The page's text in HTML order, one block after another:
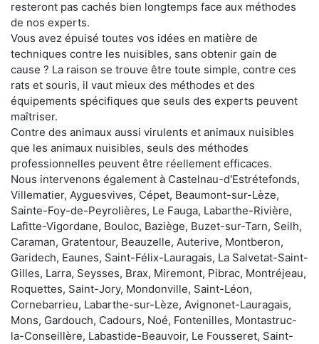
resteront pas cachés bien longtemps face aux méthodes
de nos experts.
Vous avez épuisé toutes vos idées en matière de
techniques contre les nuisibles, sans obtenir gain de
cause ? La raison se trouve être toute simple, contre ces
rats et souris, il vaut mieux des méthodes et des
équipements spécifiques que seuls des experts peuvent
maîtriser.
Contre des animaux aussi virulents et animaux nuisibles
que les animaux nuisibles, seuls des méthodes
professionnelles peuvent être réellement efficaces.
Nous intervenons également à Castelnau-d'Estrétefonds,
Villematier, Ayguesvives, Cépet, Beaumont-sur-Lèze,
Sainte-Foy-de-Peyrolières, Le Fauga, Labarthe-Rivière,
Lafitte-Vigordane, Bouloc, Baziège, Buzet-sur-Tarn, Seilh,
Caraman, Gratentour, Beauzelle, Auterive, Montberon,
Garidech, Eaunes, Saint-Félix-Lauragais, La Salvetat-Saint-
Gilles, Larra, Seysses, Brax, Miremont, Pibrac, Montréjeau,
Roquettes, Saint-Jory, Mondonville, Saint-Léon,
Cornebarrieu, Labarthe-sur-Lèze, Avignonet-Lauragais,
Mons, Gardouch, Cadours, Noé, Fontenilles, Montastruc-
la-Conseillère, Labastide-Beauvoir, Le Fousseret, Saint-